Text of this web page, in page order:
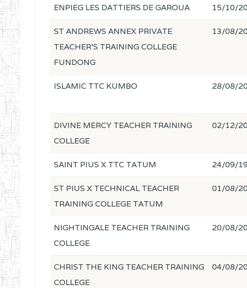
ENPIEG LES DATTIERS DE GAROUA 15/10/
ST ANDREWS ANNEX PRIVATE
TEACHER'S TRAINING COLLEGE
FUNDONG
13/08/
ISLAMIC TTC KUMBO 28/08/
DIVINE MERCY TEACHER TRAINING
COLLEGE
02/12/
SAINT PIUS X TTC TATUM 24/09/
ST PIUS X TECHNICAL TEACHER
TRAINING COLLEGE TATUM
01/08/
NIGHTINGALE TEACHER TRAINING
COLLEGE
20/08/
CHRIST THE KING TEACHER TRAINING
COLLEGE
04/08/